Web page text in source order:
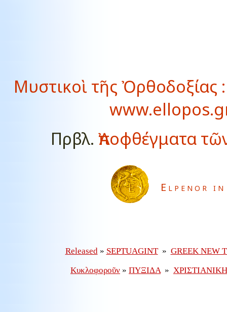
Μυστικοὶ τῆς Ὀρθοδοξίας :
Πρβλ. Ἀποφθέγματα
Elpenor